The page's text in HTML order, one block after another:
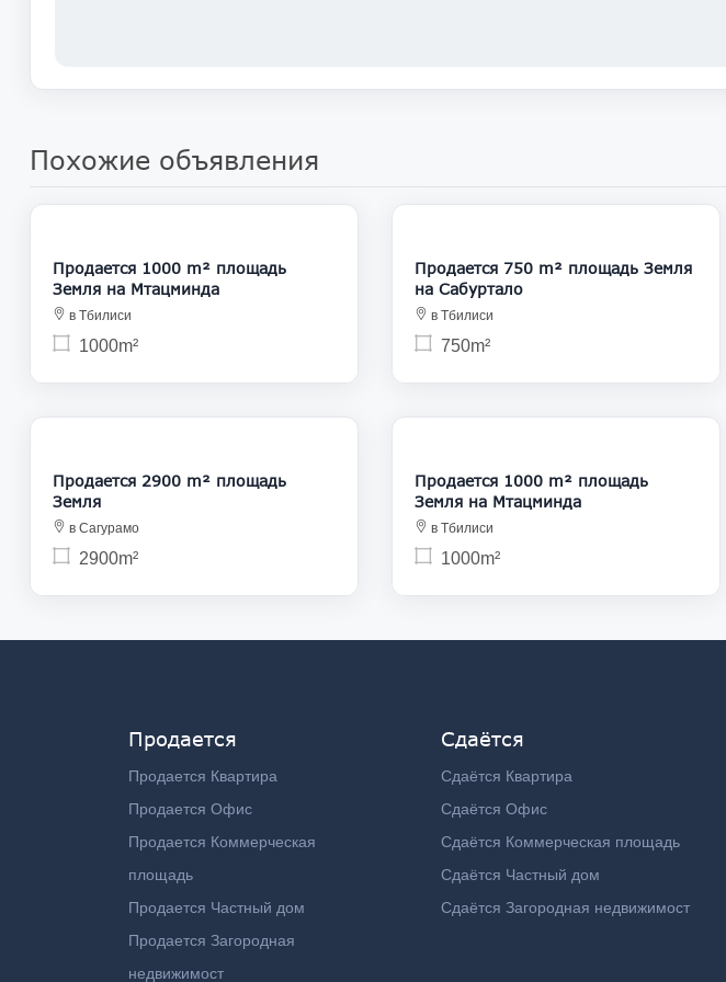
Похожие объявления
120 000
Продается 1000 m² площадь
Земля на Мтацминда
в Тбилиси
1000m²
120 000
Продается 750 m² площадь Земля
на Сабуртало
в Тбилиси
750m²
116 000
Продается 2900 m² площадь
Земля
в Сагурамо
2900m²
130 000
Продается 1000 m² площадь
Земля на Мтацминда
в Тбилиси
1000m²
Продается
Продается Квартира
Продается Офис
Продается Коммерческая
площадь
Продается Частный дом
Продается Загородная
недвижимост
Сдаётся
Сдаётся Квартира
Сдаётся Офис
Сдаётся Коммерческая площадь
Сдаётся Частный дом
Сдаётся Загородная недвижимост